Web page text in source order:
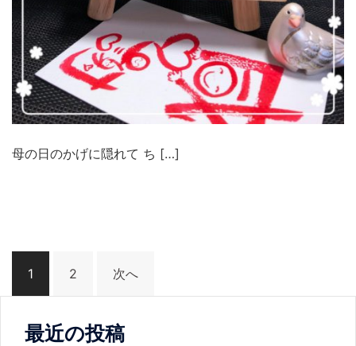
母の日のかげに隠れて ち […]
ビ
1 2 次へ
最近の投稿